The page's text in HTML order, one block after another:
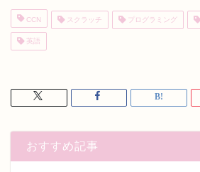
CCN スクラッチ プログラミング
英語
おすすめ記事